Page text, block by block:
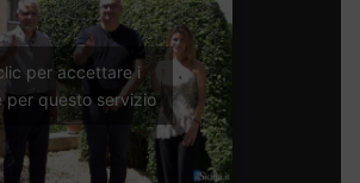
per accettare i
per questo servizio